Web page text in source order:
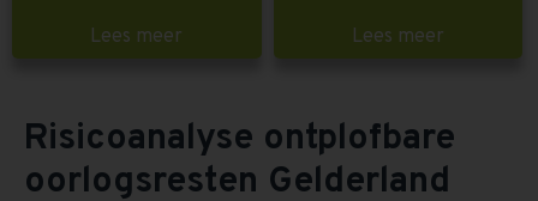
Lees meer Lees meer
Risicoanalyse ontplofbare
oorlogsresten Gelderland